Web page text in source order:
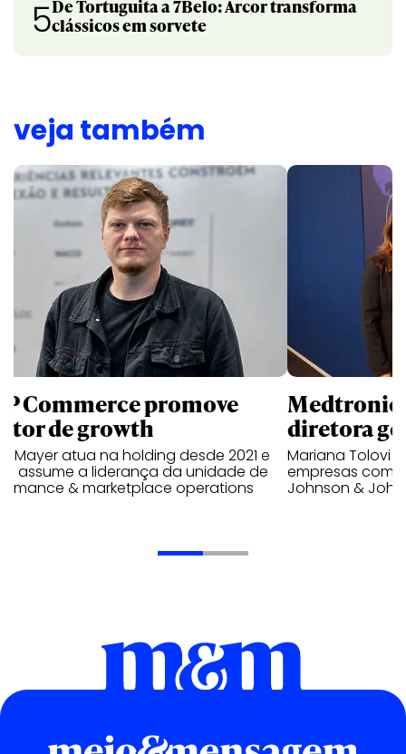
5De Tortuguita a 7Belo: Arcor transforma
clássicos em sorvete
veja também
Commerce promove
de growth
Mayer atua na holding desde 2021 e
assume a liderança da unidade de
& marketplace operations
Medtronic
diretora
Mariana Tolovi
empresas
Johnson &